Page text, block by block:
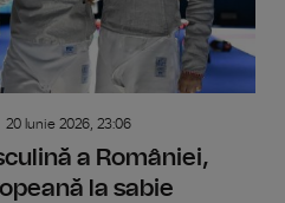
20 Iunie 2026, 23:06
a României,
la sabie